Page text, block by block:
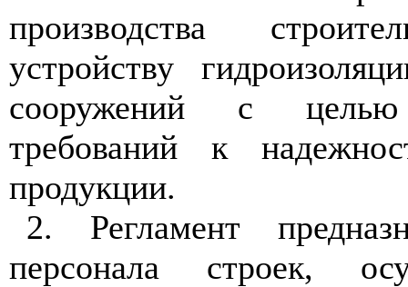
производства
устройству
сооружений с целью
требований к
продукции.
2. Регламент
персонала строек,